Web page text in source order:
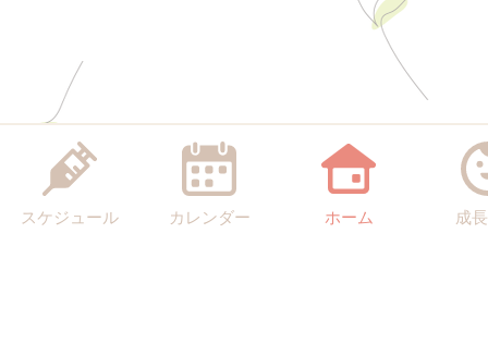
スケジュール カレンダー ホーム 成